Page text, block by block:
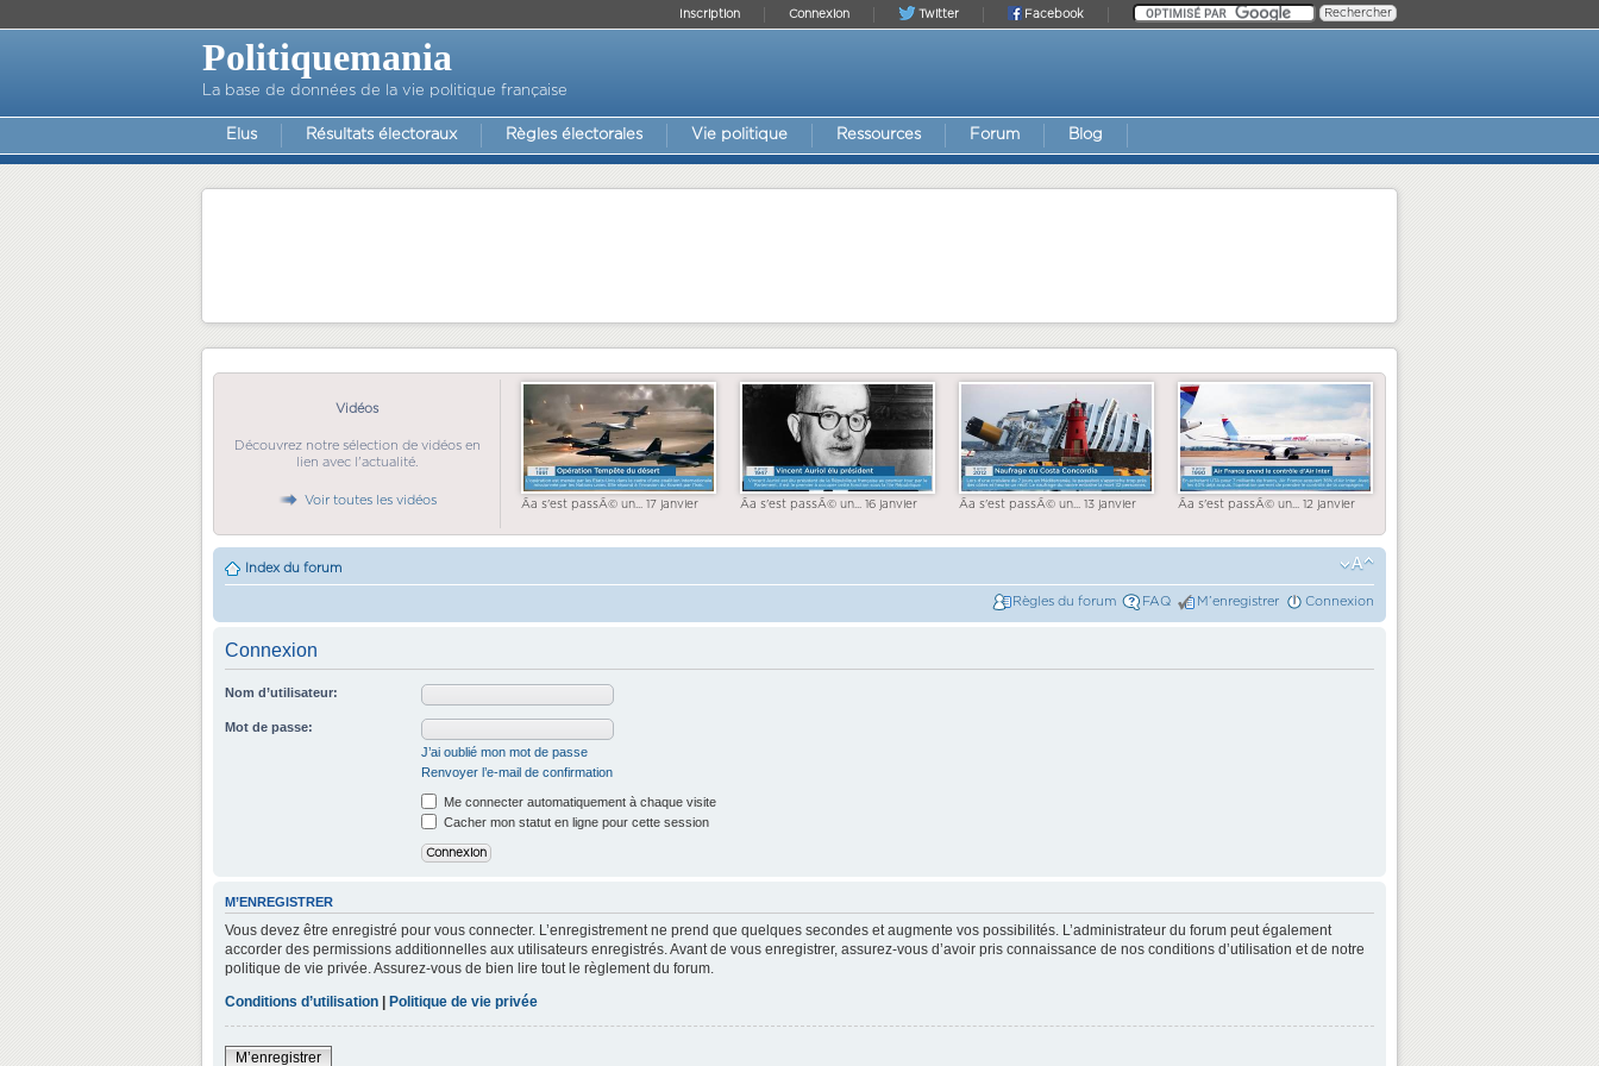
Facebook
Twitter
Connexion
Inscription
Politiquemania
La base de données de la vie politique française
Elus Résultats électoraux Règles électorales Vie politique Ressources Forum Blog
Vidéos
Découvrez notre sélection de vidéos en
lien avec l'actualité.
Voir toutes les vidéos Ãa s'est passÃ© un... 17 janvier Ãa s'est passÃ© un... 16 janvier Ãa s'est passÃ© un... 13 janvier Ãa s'est passÃ© un... 12 janvier
Index du forum
Règles du forum FAQ M’enregistrer Connexion
Connexion
Nom d’utilisateur:
Mot de passe:
J’ai oublié mon mot de passe
Renvoyer l’e-mail de confirmation
Me connecter automatiquement à chaque visite
Cacher mon statut en ligne pour cette session
M’ENREGISTRER
Vous devez être enregistré pour vous connecter. L’enregistrement ne prend que quelques secondes et augmente vos possibilités. L’administrateur du forum peut également
accorder des permissions additionnelles aux utilisateurs enregistrés. Avant de vous enregistrer, assurez-vous d’avoir pris connaissance de nos conditions d’utilisation et de notre
politique de vie privée. Assurez-vous de bien lire tout le règlement du forum.
Conditions d’utilisation | Politique de vie privée
M’enregistrer